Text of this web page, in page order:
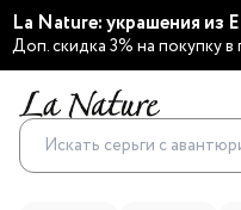
La Nature: украшения из
Доп. скидка 3% на покупку